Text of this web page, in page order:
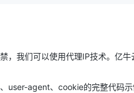
，我们可以使用代理IP技术。亿
user-agent、cookie的完整代码示